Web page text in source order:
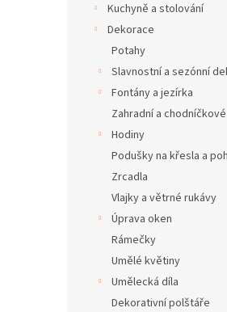
Kuchyně a stolování
Dekorace
Potahy
Slavnostní a sezónní
Fontány a jezírka
Zahradní a
Hodiny
Podušky na křesla a
Zrcadla
Vlajky a větrné rukávy
Úprava oken
Rámečky
Umělé květiny
Umělecká díla
Dekorativní polštáře